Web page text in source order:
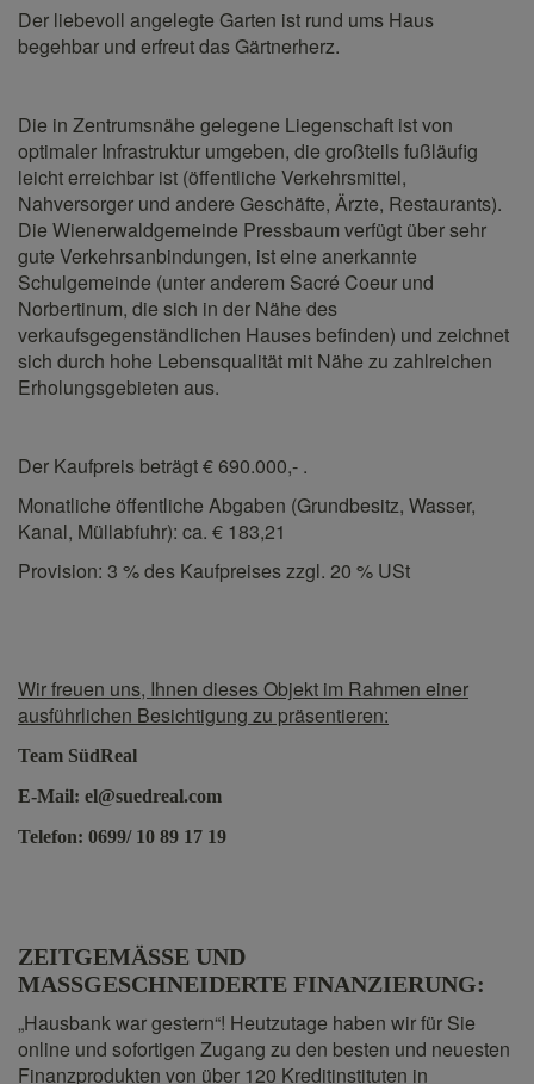
Der liebevoll angelegte Garten ist rund ums Haus
begehbar und erfreut das Gärtnerherz.
Die in Zentrumsnähe gelegene Liegenschaft ist von
optimaler Infrastruktur umgeben, die großteils fußläufig
leicht erreichbar ist (öffentliche Verkehrsmittel,
Nahversorger und andere Geschäfte, Ärzte, Restaurants).
Die Wienerwaldgemeinde Pressbaum verfügt über sehr
gute Verkehrsanbindungen, ist eine anerkannte
Schulgemeinde (unter anderem Sacré Coeur und
Norbertinum, die sich in der Nähe des
verkaufsgegenständlichen Hauses befinden) und zeichnet
sich durch hohe Lebensqualität mit Nähe zu zahlreichen
Erholungsgebieten aus.
Der Kaufpreis beträgt € 690.000,- .
Monatliche öffentliche Abgaben (Grundbesitz, Wasser,
Kanal, Müllabfuhr): ca. € 183,21
Provision: 3 % des Kaufpreises zzgl. 20 % USt
Wir freuen uns, Ihnen dieses Objekt im Rahmen einer
ausführlichen Besichtigung zu präsentieren:
Team SüdReal
E-Mail: el@suedreal.com
Telefon: 0699/ 10 89 17 19
ZEITGEMÄSSE UND
MASSGESCHNEIDERTE FINANZIERUNG:
„Hausbank war gestern“! Heutzutage haben wir für Sie
online und sofortigen Zugang zu den besten und neuesten
Finanzprodukten von über 120 Kreditinstituten in